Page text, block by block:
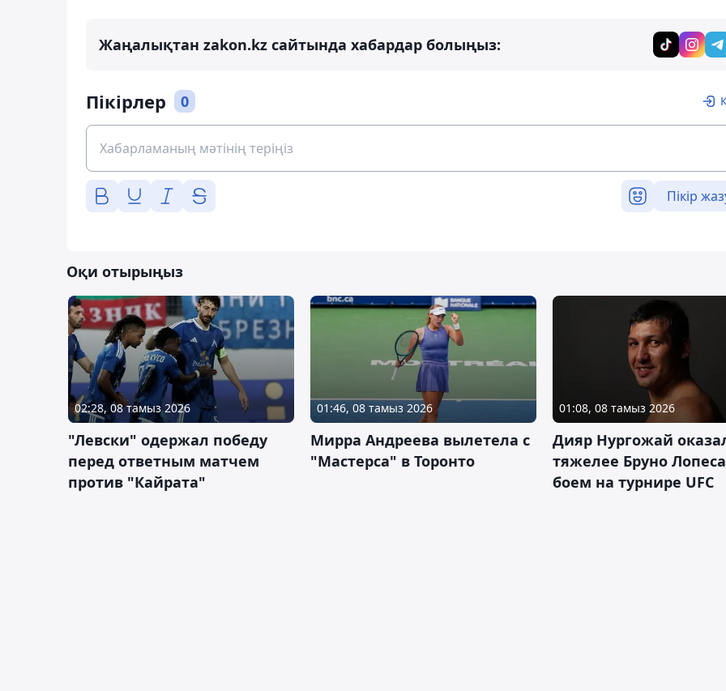
Жаңалықтан zakon.kz сайтында хабардар болыңыз:
Пікірлер 0
Пікір
Оқи отырыңыз
02:28, 08 тамыз 2026
"Левски" одержал победу
перед ответным матчем
против "Кайрата"
01:46, 08 тамыз 2026
Мирра Андреева вылетела с
"Мастерса" в Торонто
01:08, 08 тамыз 2026
Дияр Нургожай
тяжелее Бруно
боем на турнире UFC